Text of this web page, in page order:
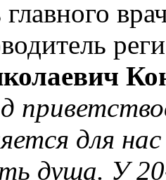
главного
для
душа. У